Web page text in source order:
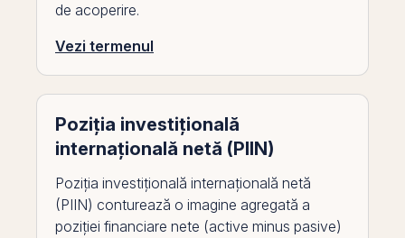
de acoperire.
Vezi termenul
Poziția investițională
internațională netă (PIIN)
Poziția investițională internațională netă
(PIIN) conturează o imagine agregată a
poziției financiare nete (active minus pasive)